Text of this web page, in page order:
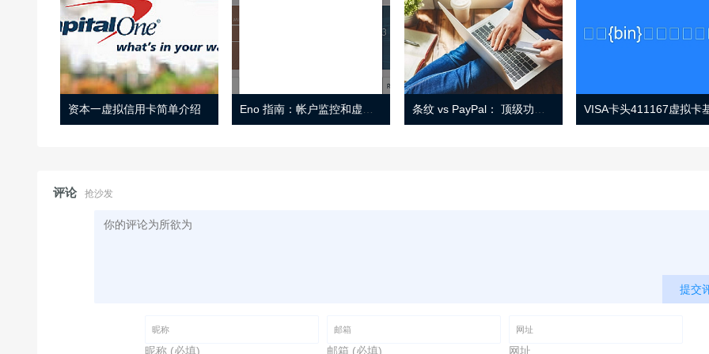
资本一虚拟信用卡简单介绍
评论 抢沙发
提交
昵称 (必填) 邮箱 (必填) 网址